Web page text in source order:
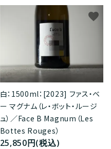
白：1500ml：[2023] ファス・ベ
ー マグナム（レ・ボット・ルージ
ュ）／Face B Magnum（Les
Bottes Rouges）
25,850円(税込)
favorite